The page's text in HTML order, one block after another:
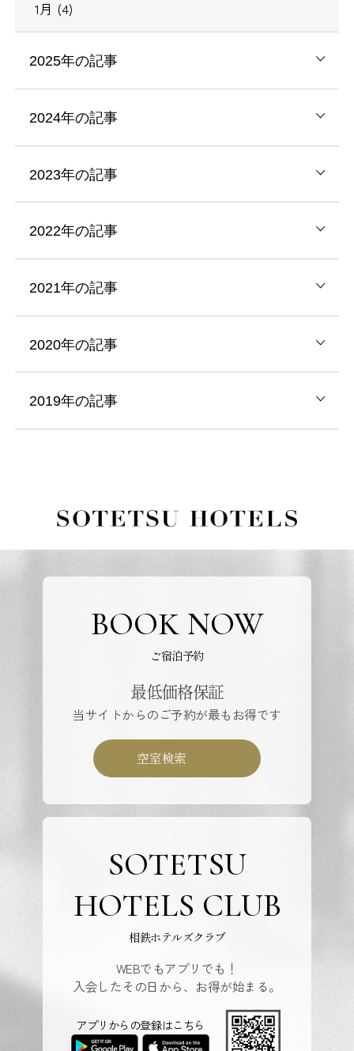
1月 (4)
2025年の記事
2024年の記事
2023年の記事
2022年の記事
2021年の記事
2020年の記事
2019年の記事
BOOK NOW
ご宿泊予約
最低価格保証
当サイトからのご予約が最もお得です
空室検索
SOTETSU
HOTELS CLUB
相鉄ホテルズクラブ
WEBでもアプリでも！
入会したその日から、お得が始まる。
アプリからの登録はこちら